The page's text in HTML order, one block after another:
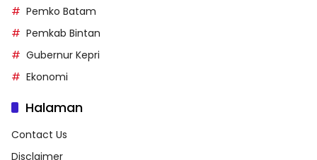
Pemko Batam
Pemkab Bintan
Gubernur Kepri
Ekonomi
Halaman
Contact Us
Disclaimer